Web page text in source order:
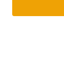
Тема